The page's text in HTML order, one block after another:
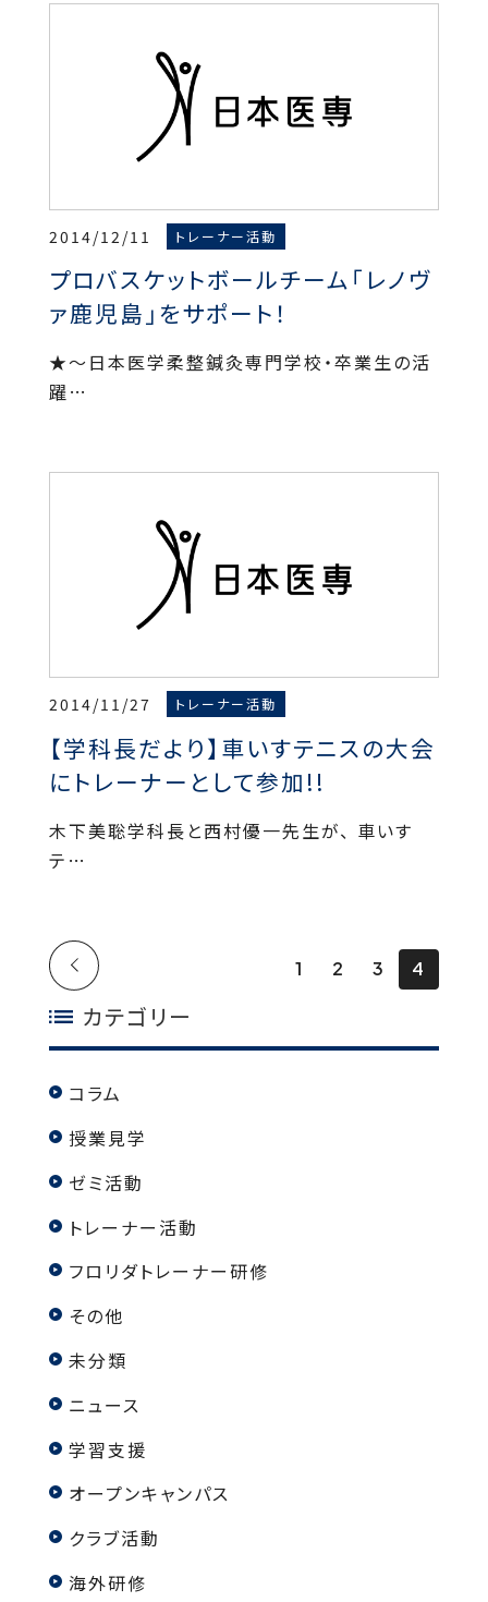
2014/12/11 トレーナー活動
プロバスケットボールチーム「レノヴ
ァ鹿児島」をサポート！
★～日本医学柔整鍼灸専門学校・卒業生の活
躍…
2014/11/27 トレーナー活動
【学科長だより】車いすテニスの大会
にトレーナーとして参加!!
木下美聡学科長と西村優一先生が、 車いす
テ…
1 2 3 4
カテゴリー
コラム
授業見学
ゼミ活動
トレーナー活動
フロリダトレーナー研修
その他
未分類
ニュース
学習支援
オープンキャンパス
クラブ活動
海外研修